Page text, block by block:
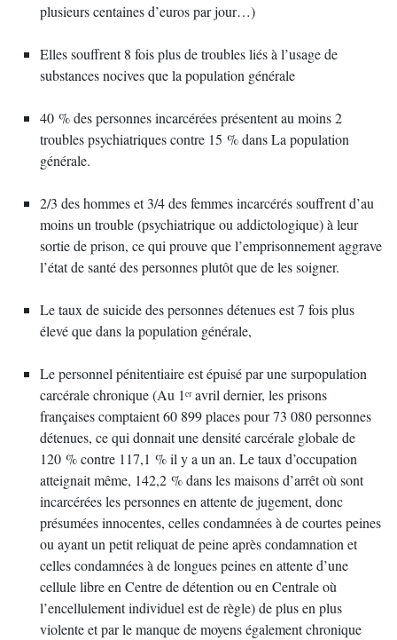
plusieurs centaines d’euros par jour…)
Elles souffrent 8 fois plus de troubles liés à l’usage de
substances nocives que la population générale
40 % des personnes incarcérées présentent au moins 2
troubles psychiatriques contre 15 % dans La population
générale.
2/3 des hommes et 3/4 des femmes incarcérés souffrent d’au
moins un trouble (psychiatrique ou addictologique) à leur
sortie de prison, ce qui prouve que l’emprisonnement aggrave
l’état de santé des personnes plutôt que de les soigner.
Le taux de suicide des personnes détenues est 7 fois plus
élevé que dans la population générale,
Le personnel pénitentiaire est épuisé par une surpopulation
carcérale chronique (Au 1ᵉʳ avril dernier, les prisons
françaises comptaient 60 899 places pour 73 080 personnes
détenues, ce qui donnait une densité carcérale globale de
120 % contre 117,1 % il y a un an. Le taux d’occupation
atteignait même, 142,2 % dans les maisons d’arrêt où sont
incarcérées les personnes en attente de jugement, donc
présumées innocentes, celles condamnées à de courtes peines
ou ayant un petit reliquat de peine après condamnation et
celles condamnées à de longues peines en attente d’une
cellule libre en Centre de détention ou en Centrale où
l’encellulement individuel est de règle) de plus en plus
violente et par le manque de moyens également chronique